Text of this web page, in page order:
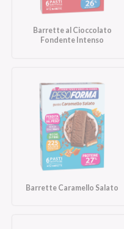
Barrette al Cioccolato
Fondente Intenso
Barrette Caramello Salato